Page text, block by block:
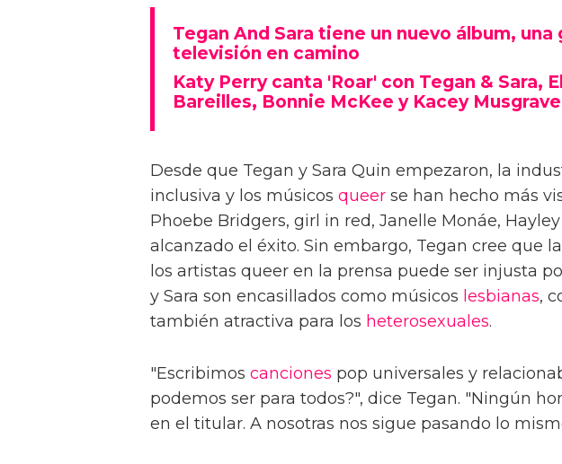
Tegan And Sara tiene un nuevo álbum, una
televisión en camino
Katy Perry canta 'Roar' con Tegan & Sara,
Bareilles, Bonnie McKee y Kacey
Desde que Tegan y Sara Quin empezaron, la
inclusiva y los músicos queer se han hecho más
Phoebe Bridgers, girl in red, Janelle Monáe,
alcanzado el éxito. Sin embargo, Tegan cree que
los artistas queer en la prensa puede ser injusta
y Sara son encasillados como músicos lesbianas,
también atractiva para los heterosexuales.
"Escribimos canciones pop universales y
podemos ser para todos?", dice Tegan. "Ningún
en el titular. A nosotras nos sigue pasando lo